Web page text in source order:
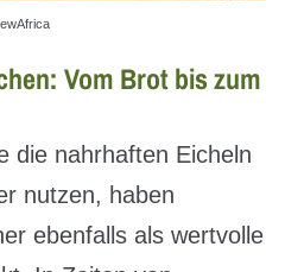
Vom Brot bis zum
die nahrhaften Eicheln
nutzen, haben
ebenfalls als wertvolle